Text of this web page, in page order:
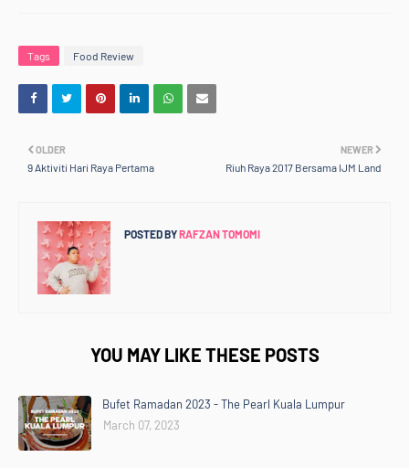
Tags Food Review
NEWER
Riuh Raya 2017 Bersama IJM Land
OLDER
9 Aktiviti Hari Raya Pertama
POSTED BYRAFZAN TOMOMI
YOU MAY LIKE THESE POSTS
Bufet Ramadan 2023 - The Pearl Kuala Lumpur
March 07, 2023